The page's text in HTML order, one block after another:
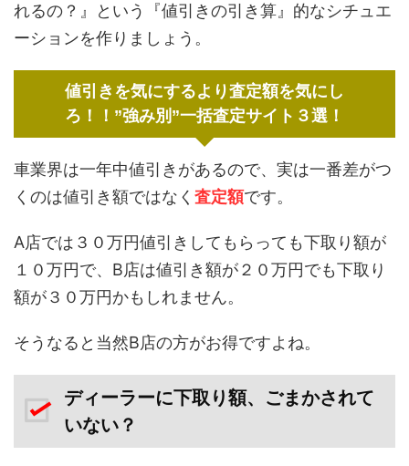
れるの？』という『値引きの引き算』的なシチュエ
ーションを作りましょう。
値引きを気にするより査定額を気にし
ろ！！”強み別”一括査定サイト３選！
車業界は一年中値引きがあるので、実は一番差がつ
くのは値引き額ではなく 査定額です。
A店では３０万円値引きしてもらっても下取り額が
１０万円で、B店は値引き額が２０万円でも下取り
額が３０万円かもしれません。
そうなると当然B店の方がお得ですよね。
ディーラーに下取り額、ごまかされて
いない？